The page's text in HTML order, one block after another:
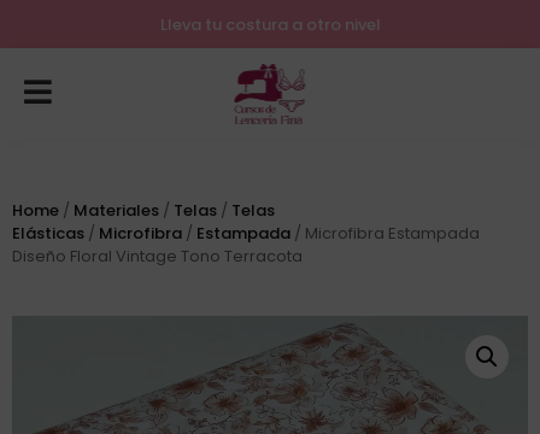
Lleva tu costura a otro nivel
Home / Materiales / Telas / Telas
Elásticas / Microfibra / Estampada / Microfibra Estampada
Diseño Floral Vintage Tono Terracota